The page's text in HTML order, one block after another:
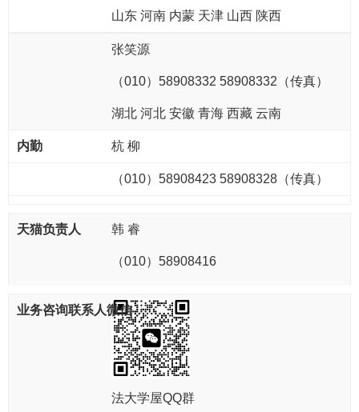
山东 河南 内蒙 天津 山西 陕西
张笑源
（010）58908332 58908332（传真）
湖北 河北 安徽 青海 西藏 云南
杭 柳
（010）58908423 58908328（传真）
韩 睿
（010）58908416
法大学屋QQ群